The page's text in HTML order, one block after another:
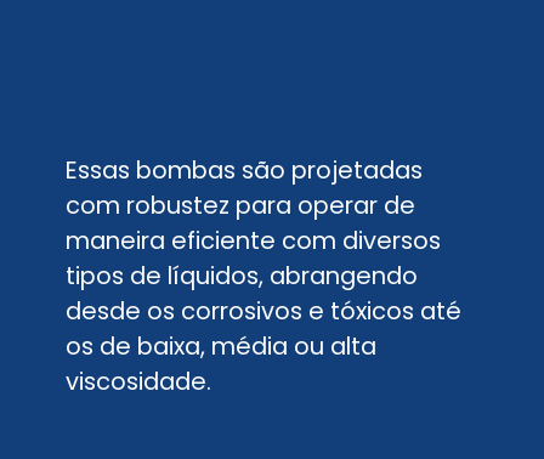
Essas bombas são projetadas
com robustez para operar de
maneira eficiente com diversos
tipos de líquidos, abrangendo
desde os corrosivos e tóxicos até
os de baixa, média ou alta
viscosidade.